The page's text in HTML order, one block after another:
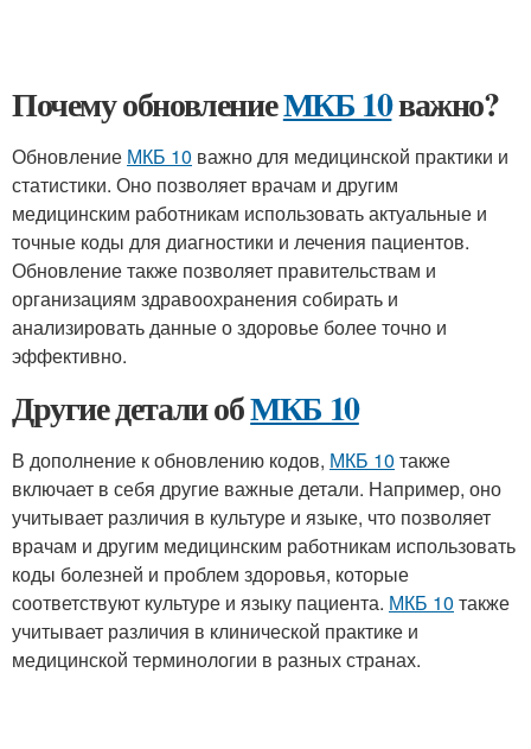
Почему обновлениеМКБ 10важно?
Обновление МКБ 10 важно для медицинской практики и
статистики. Оно позволяет врачам и другим
медицинским работникам использовать актуальные и
точные коды для диагностики и лечения пациентов.
Обновление также позволяет правительствам и
организациям здравоохранения собирать и
анализировать данные о здоровье более точно и
эффективно.
Другие детали обМКБ 10
В дополнение к обновлению кодов, МКБ 10 также
включает в себя другие важные детали. Например, оно
учитывает различия в культуре и языке, что позволяет
врачам и другим медицинским работникам использовать
коды болезней и проблем здоровья, которые
соответствуют культуре и языку пациента. МКБ 10 также
учитывает различия в клинической практике и
медицинской терминологии в разных странах.